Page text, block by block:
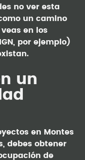
no ver esta
un camino
en los
por ejemplo)
un
en Montes
debes obtener
de